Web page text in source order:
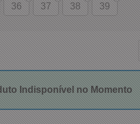
36 37 38 39
Indisponível no Momento